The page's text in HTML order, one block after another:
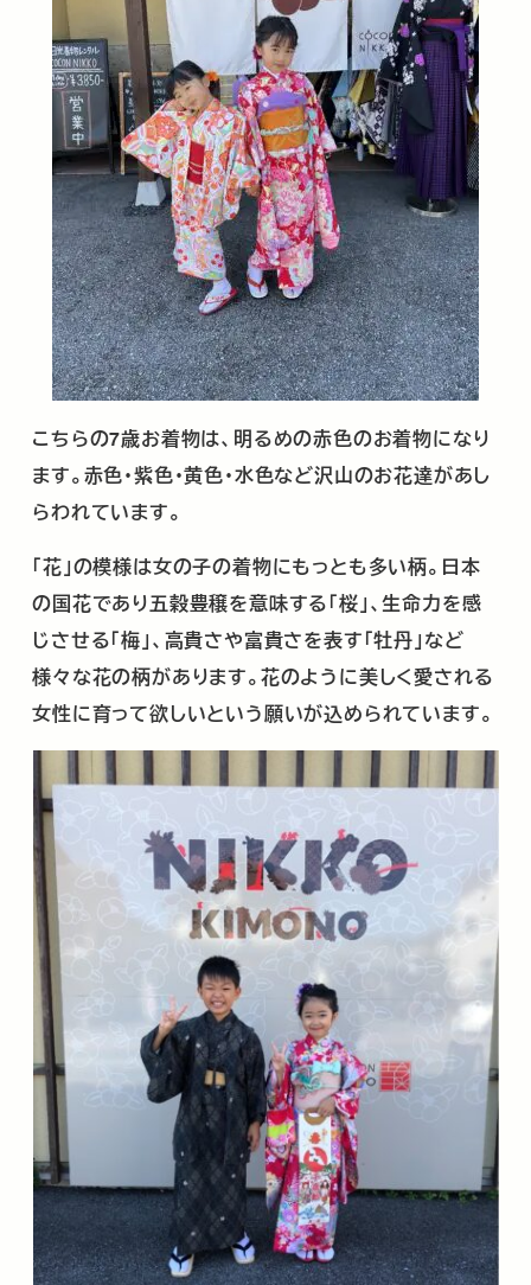
こちらの7歳お着物は、明るめの赤色のお着物になり
ます。赤色・紫色・黄色・水色など沢山のお花達があし
らわれています。
「花」の模様は女の子の着物にもっとも多い柄。日本
の国花であり五穀豊穣を意味する「桜」、生命力を感
じさせる「梅」、高貴さや富貴さを表す「牡丹」など
様々な花の柄があります。花のように美しく愛される
女性に育って欲しいという願いが込められています。